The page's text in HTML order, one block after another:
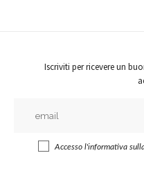
Iscriviti per ricevere un
Accesso l'informativa